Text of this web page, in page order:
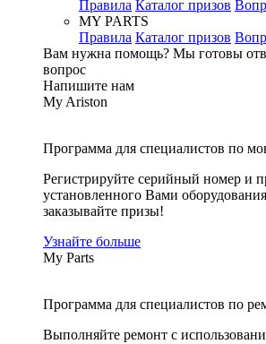
Правила Каталог призов
MY PARTS
Правила Каталог призов
Вам нужна помощь? Мы готовы
вопрос
Напишите нам
My Ariston
Программа для специалистов по
Регистрируйте серийный номер и
установленного Вами
заказывайте призы!
Узнайте больше
My Parts
Программа для специалистов по
Выполняйте ремонт с